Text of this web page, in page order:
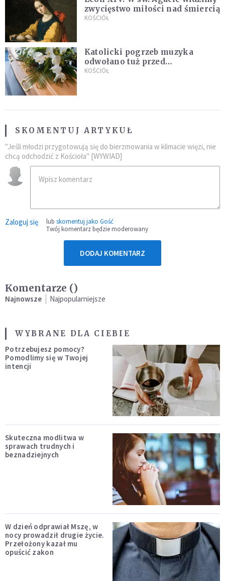
zwycięstwo miłości nad śmiercią
KOŚCIÓŁ
Katolicki pogrzeb muzyka
odwołano tuż przed
uroczystością. Powodem była
KOŚCIÓŁ
SKOMENTUJ ARTYKUŁ
"Jeśli młodzi przygotowują się do bierzmowania w klimacie więzi, nie
chcą odchodzić z Kościoła" [WYWIAD]
Zaloguj się lub skomentuj jako Gość
Twój komentarz będzie moderowany
DODAJ KOMENTARZ
Komentarze ()
Najnowsze Najpopularniejsze
WYBRANE DLA CIEBIE
Potrzebujesz pomocy?
Pomodlimy się w Twojej
intencji
Skuteczna modlitwa w
sprawach trudnych i
beznadziejnych
W dzień odprawiał Mszę, w
nocy prowadził drugie życie.
Przełożony kazał mu
opuścić zakon